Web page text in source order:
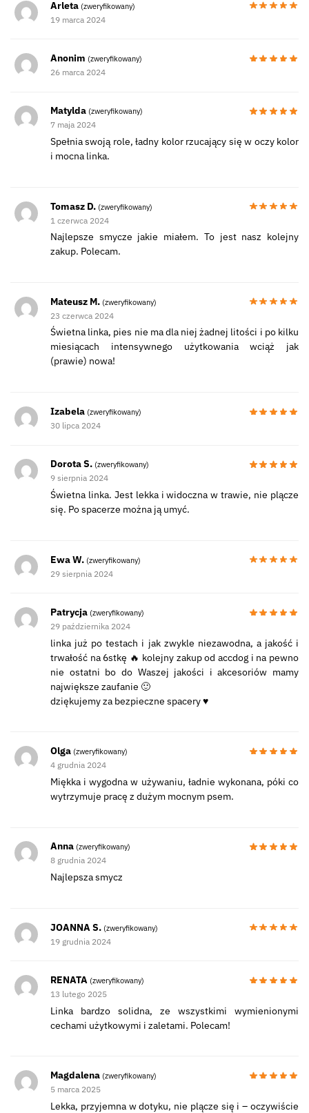
Arleta (zweryfikowany)
19 marca 2024
Anonim (zweryfikowany)
26 marca 2024
Matylda (zweryfikowany)
7 maja 2024
Spełnia swoją role, ładny kolor rzucający się w oczy kolor
i mocna linka.
Tomasz D. (zweryfikowany)
1 czerwca 2024
Najlepsze smycze jakie miałem. To jest nasz kolejny
zakup. Polecam.
Mateusz M. (zweryfikowany)
23 czerwca 2024
Świetna linka, pies nie ma dla niej żadnej litości i po kilku
miesiącach intensywnego użytkowania wciąż jak
(prawie) nowa!
Izabela (zweryfikowany)
30 lipca 2024
Dorota S. (zweryfikowany)
9 sierpnia 2024
Świetna linka. Jest lekka i widoczna w trawie, nie plącze
się. Po spacerze można ją umyć.
Ewa W. (zweryfikowany)
29 sierpnia 2024
Patrycja (zweryfikowany)
29 października 2024
linka już po testach i jak zwykle niezawodna, a jakość i
trwałość na 6stkę 🔥 kolejny zakup od accdog i na pewno
nie ostatni bo do Waszej jakości i akcesoriów mamy
największe zaufanie 🙂
dziękujemy za bezpieczne spacery ♥️
Olga (zweryfikowany)
4 grudnia 2024
Miękka i wygodna w używaniu, ładnie wykonana, póki co
wytrzymuje pracę z dużym mocnym psem.
Anna (zweryfikowany)
8 grudnia 2024
Najlepsza smycz
JOANNA S. (zweryfikowany)
19 grudnia 2024
RENATA (zweryfikowany)
13 lutego 2025
Linka bardzo solidna, ze wszystkimi wymienionymi
cechami użytkowymi i zaletami. Polecam!
Magdalena (zweryfikowany)
5 marca 2025
Lekka, przyjemna w dotyku, nie plącze się i – oczywiście